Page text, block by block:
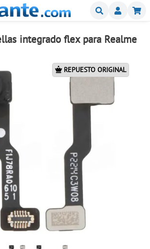
Buscar
integrado flex para Realme
REPUESTO ORIGINAL